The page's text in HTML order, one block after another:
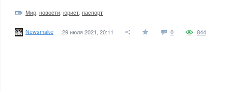
Мир новости юрист паспорт
Newsmake 29 июля 2021, 20:11 0 844